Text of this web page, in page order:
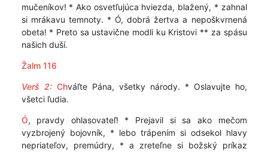
mučeníkov! * Ako osvetľujúca hviezda, blažený, * zahnal
si mrákavu temnoty. * Ó, dobrá žertva a nepoškvrnená
obeta! * Preto sa ustavične modli ku Kristovi ** za spásu
našich duší.
Žalm 116
Verš 2: Chváľte Pána, všetky národy. * Oslavujte ho,
všetci ľudia.
Ó, pravdy ohlasovateľ! * Prejavil si sa ako mečom
vyzbrojený bojovník, * lebo trápením si odsekol hlavy
nepriateľov, premúdry, * a zreteľne si božský príkaz